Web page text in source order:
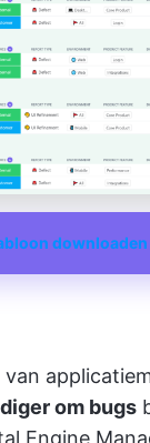
downloaden
om bugs
Engine